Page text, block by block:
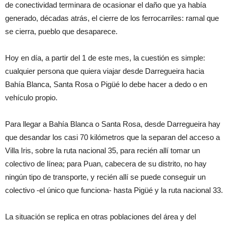
de conectividad terminara de ocasionar el daño que ya había
generado, décadas atrás, el cierre de los ferrocarriles: ramal que
se cierra, pueblo que desaparece.
Hoy en día, a partir del 1 de este mes, la cuestión es simple:
cualquier persona que quiera viajar desde Darregueira hacia
Bahía Blanca, Santa Rosa o Pigüé lo debe hacer a dedo o en
vehículo propio.
Para llegar a Bahía Blanca o Santa Rosa, desde Darregueira hay
que desandar los casi 70 kilómetros que la separan del acceso a
Villa Iris, sobre la ruta nacional 35, para recién allí tomar un
colectivo de línea; para Puan, cabecera de su distrito, no hay
ningún tipo de transporte, y recién allí se puede conseguir un
colectivo -el único que funciona- hasta Pigüé y la ruta nacional 33.
La situación se replica en otras poblaciones del área y del